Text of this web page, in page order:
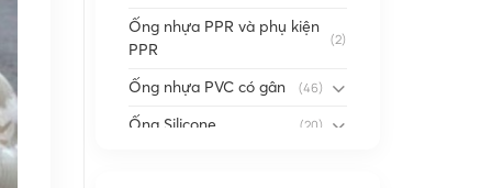
Ống nhựa PPR và phụ kiện
PPR
(2)
Ống nhựa PVC có gân (46)
Ống Silicone (20)